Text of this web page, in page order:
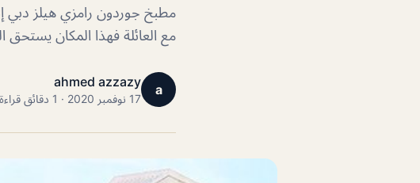
مطبخ جوردون رامزي هيلز دبي
مع العائلة فهذا المكان يستحق
a
ahmed azzazy
17 نوفمبر 2020 · 1 دقائق قراءة